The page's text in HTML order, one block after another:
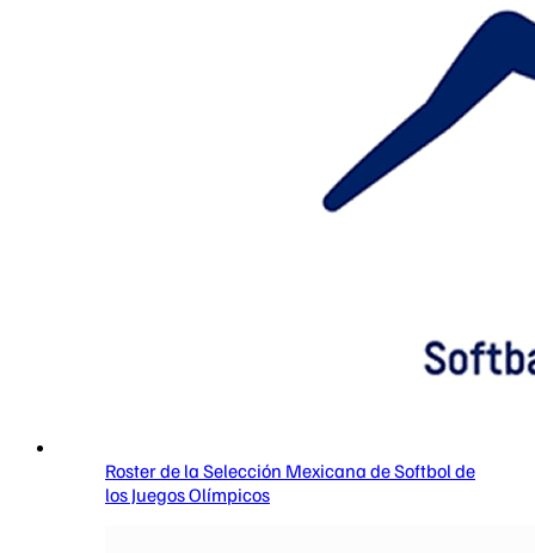
Roster de la Selección Mexicana de Softbol de
los Juegos Olímpicos